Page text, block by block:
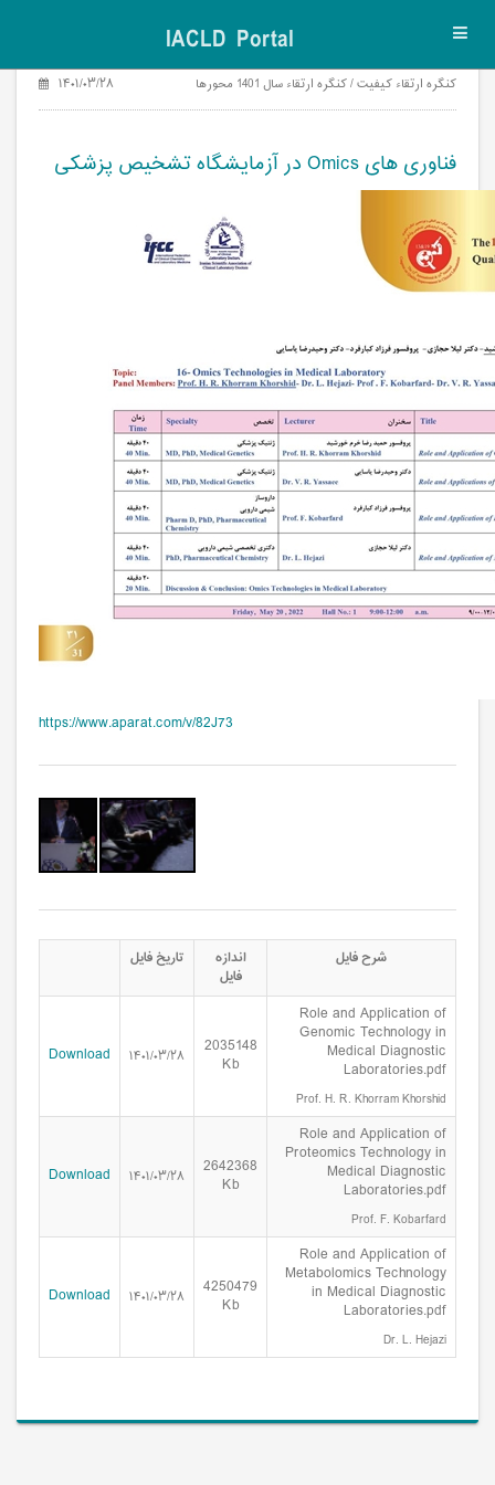
IACLD Portal
کنگره ارتقاء کیفیت / کنگره ارتقاء سال 1401 محورها ۱۴۰۱/۰۳/۲۸
فناوری های Omics در آزمایشگاه تشخیص پزشکی
https://www.aparat.com/v/82J73
فناوری های Omics در آزمایشگاه تشخیص پزشکی
شرح فایل اندازه
فایل
تاریخ فایل
Role and Application of
Genomic Technology in
Medical Diagnostic
Laboratories.pdf
Prof. H. R. Khorram Khorshid
2035148
Kb ۱۴۰۱/۰۳/۲۸ Download
Role and Application of
Proteomics Technology in
Medical Diagnostic
Laboratories.pdf
Prof. F. Kobarfard
2642368
Kb ۱۴۰۱/۰۳/۲۸ Download
Role and Application of
Metabolomics Technology
in Medical Diagnostic
Laboratories.pdf
Dr. L. Hejazi
4250479
Kb ۱۴۰۱/۰۳/۲۸ Download